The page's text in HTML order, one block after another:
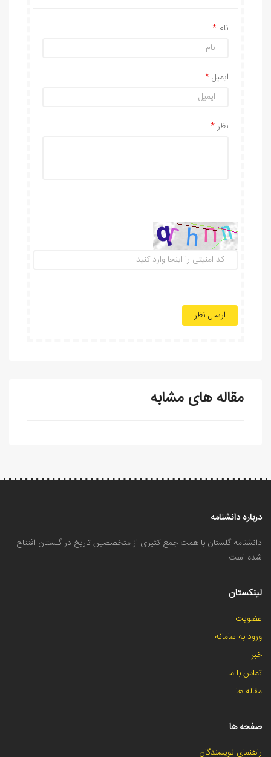
نام
ایمیل
نظر
ارسال نظر
مقاله های مشابه
درباره دانشنامه
دانشنامه گلستان با همت جمع کثیری از متخصصین تاریخ در گلستان افتتاح
شده است
لینکستان
عضویت
ورود به سامانه
خبر
تماس با ما
مقاله ها
صفحه ها
راهنمای نویسندگان